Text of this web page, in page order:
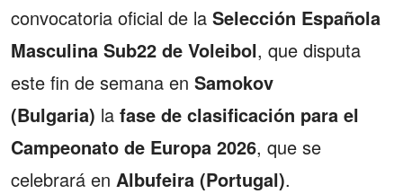
convocatoria oficial de la Selección Española
Masculina Sub22 de Voleibol, que disputa
este fin de semana en Samokov
(Bulgaria) la fase de clasificación para el
Campeonato de Europa 2026, que se
celebrará en Albufeira (Portugal).